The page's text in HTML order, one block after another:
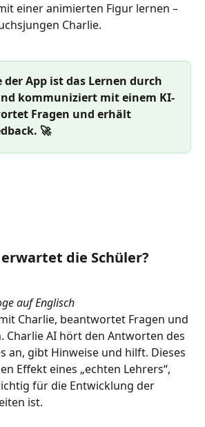
einer animierten Figur lernen –
Charlie.
der App ist das Lernen durch
kommuniziert mit einem KI-
Fragen und erhält
🚀
erwartet die Schüler?
auf Englisch
Charlie, beantwortet Fragen und
Charlie AI hört den Antworten des
an, gibt Hinweise und hilft. Dieses
Effekt eines „echten Lehrers“,
für die Entwicklung der
ist.